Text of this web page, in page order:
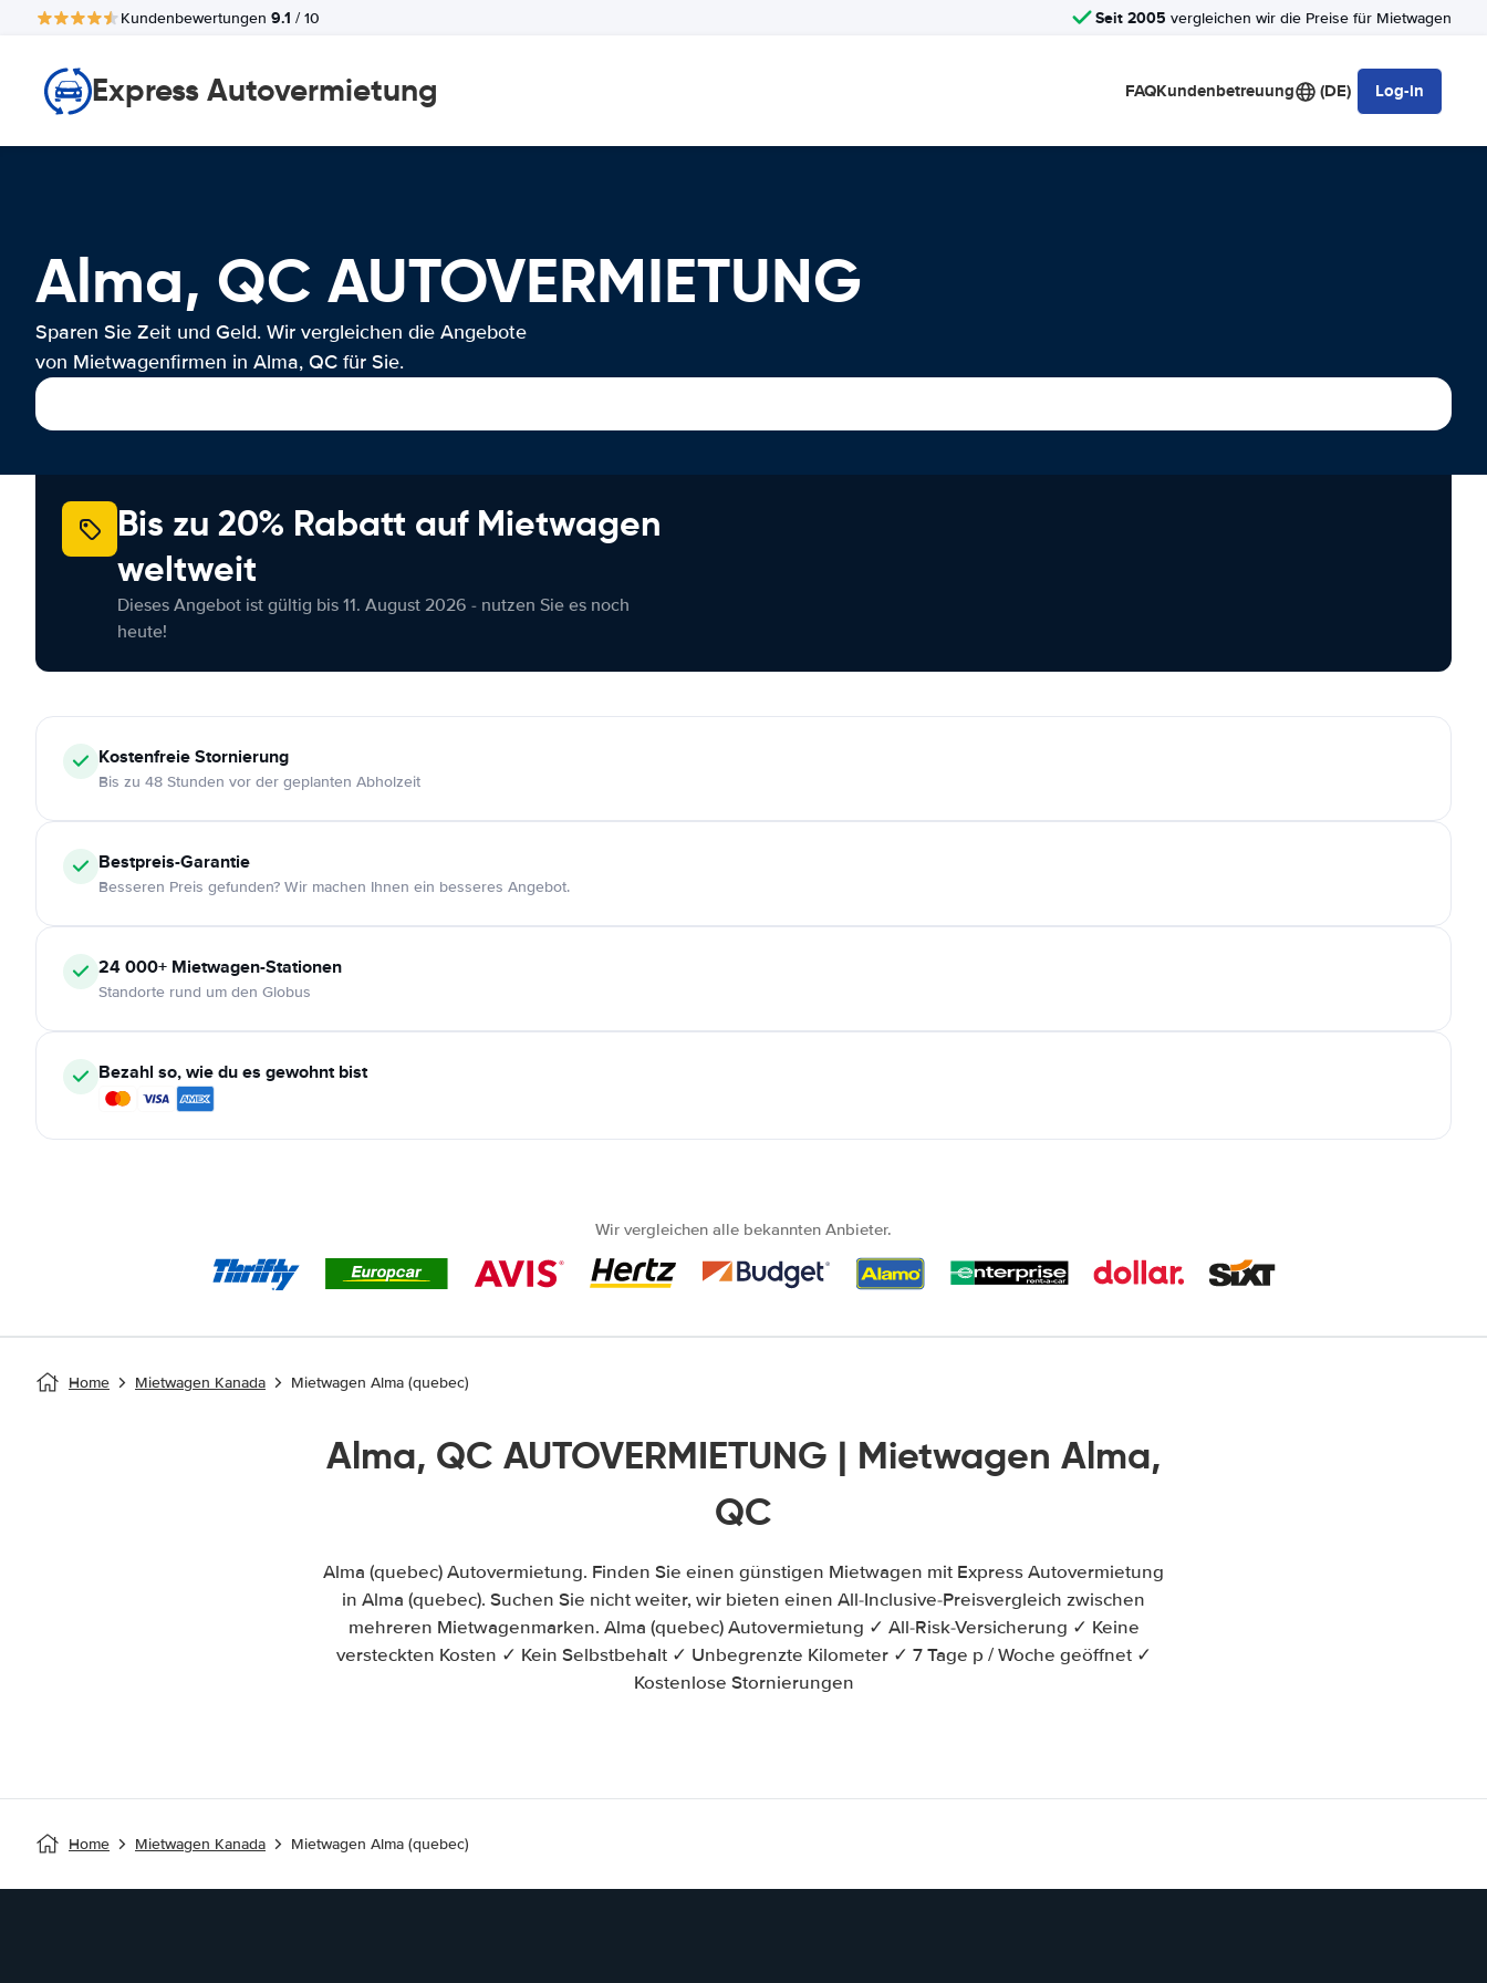
Kundenbewertungen 9.1 / 10 Seit 2005 vergleichen wir die Preise für Mietwagen
Express Autovermietung FAQKundenbetreuung (DE) Log-in
Alma, QC AUTOVERMIETUNG
Sparen Sie Zeit und Geld. Wir vergleichen die Angebote
von Mietwagenfirmen in Alma, QC für Sie.
Bis zu 20% Rabatt auf Mietwagen
weltweit
Dieses Angebot ist gültig bis 11. August 2026 - nutzen Sie es noch
heute!
KostenfreieStornierung
Bis zu 48 Stunden vor der geplanten Abholzeit
Bestpreis-Garantie
Besseren Preis gefunden? Wir machen Ihnen ein besseres Angebot.
24 000+ Mietwagen-Stationen
Standorte rund um den Globus
Bezahl so, wie du es gewohnt bist
Wir vergleichen alle bekannten Anbieter.
Home Mietwagen Kanada Mietwagen Alma (quebec)
Alma, QC AUTOVERMIETUNG | Mietwagen Alma,
QC
Alma (quebec) Autovermietung. Finden Sie einen günstigen Mietwagen mit Express Autovermietung
in Alma (quebec). Suchen Sie nicht weiter, wir bieten einen All-Inclusive-Preisvergleich zwischen
mehreren Mietwagenmarken. Alma (quebec) Autovermietung ✓ All-Risk-Versicherung ✓ Keine
versteckten Kosten ✓ Kein Selbstbehalt ✓ Unbegrenzte Kilometer ✓ 7 Tage p / Woche geöffnet ✓
Kostenlose Stornierungen
Home Mietwagen Kanada Mietwagen Alma (quebec)